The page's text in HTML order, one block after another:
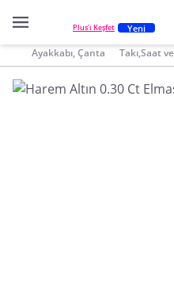
Plus'ı Keşfet Yeni
Ayakkabı, Çanta Takı,Saat